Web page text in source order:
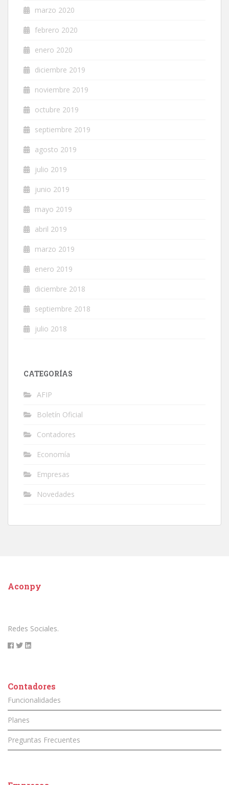
marzo 2020
febrero 2020
enero 2020
diciembre 2019
noviembre 2019
octubre 2019
septiembre 2019
agosto 2019
julio 2019
junio 2019
mayo 2019
abril 2019
marzo 2019
enero 2019
diciembre 2018
septiembre 2018
julio 2018
CATEGORÍAS
AFIP
Boletín Oficial
Contadores
Economía
Empresas
Novedades
Aconpy
Redes Sociales.
Contadores
Funcionalidades
Planes
Preguntas Frecuentes